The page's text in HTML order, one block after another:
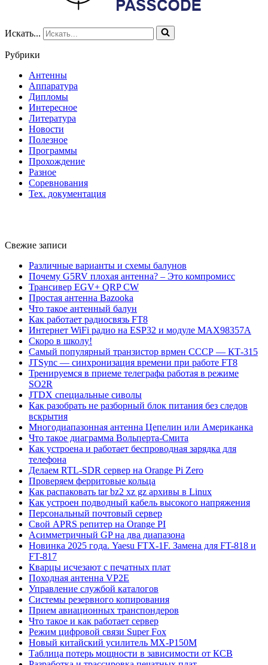
Искать...
Рубрики
Антенны
Аппаратура
Дипломы
Интересное
Литература
Новости
Полезное
Программы
Прохождение
Разное
Соревнования
Тех. документация
Свежие записи
Различные варианты и схемы балунов
Почему G5RV плохая антенна? – Это компромисс
Трансивер EGV+ QRP CW
Простая антенна Bazooka
Что такое антенный балун
Как работает радиосвязь FT8
Интернет WiFi радио на ESP32 и модуле MAX98357A
Скоро в школу!
Самый популярный транзистор врмен СССР — КТ-315
JTSync — синхронизация времени при работе FT8
Тренируемся в приеме телеграфа работая в режиме
SO2R
JTDX специальные сиволы
Как разобрать не разборный блок питания без следов
вскрытия
Многодиапазонная антенна Цепелин или Американка
Что такое диаграмма Вольперта-Смита
Как устроена и работает беспроводная зарядка для
телефона
Делаем RTL-SDR сервер на Orange Pi Zero
Проверяем ферритовые кольца
Как распаковать tar bz2 xz gz архивы в Linux
Как устроен подводный кабель высокого напряжения
Персональный почтовый сервер
Свой APRS репитер на Orange PI
Асимметричный GP на два диапазона
Новинка 2025 года. Yaesu FTX-1F. Замена для FT-818 и
FT-817
Кварцы исчезают с печатных плат
Походная антенна VP2E
Управление службой каталогов
Системы резервного копирования
Прием авиационных транспондеров
Что такое и как работает сервер
Режим цифровой связи Super Fox
Новый китайский усилитель MX-P150M
Таблица потерь мощности в зависимости от КСВ